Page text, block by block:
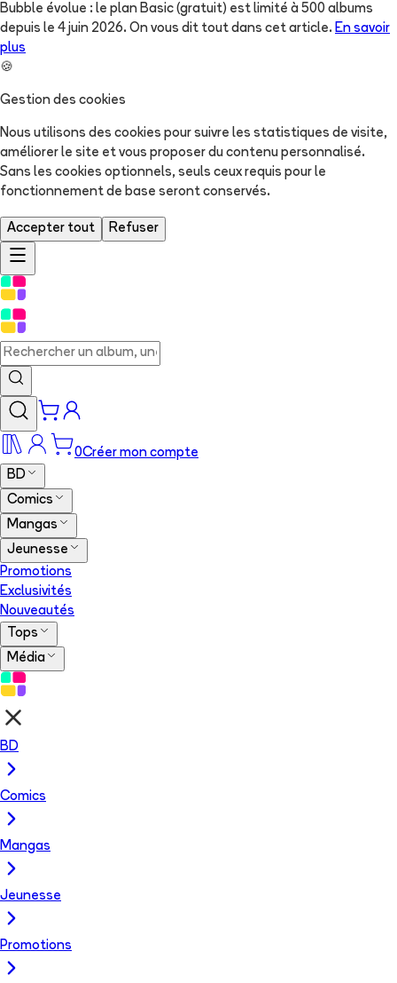
Bubble évolue : le plan Basic (gratuit) est limité à 500 albums
depuis le 4 juin 2026. On vous dit tout dans cet article. En savoir
plus
🍪
Gestion des cookies
Nous utilisons des cookies pour suivre les statistiques de visite,
améliorer le site et vous proposer du contenu personnalisé.
Sans les cookies optionnels, seuls ceux requis pour le
fonctionnement de base seront conservés.
Accepter tout Refuser
0Créer mon compte
BD
Comics
Mangas
Jeunesse
Promotions
Exclusivités
Nouveautés
Tops
Média
BD
Comics
Mangas
Jeunesse
Promotions